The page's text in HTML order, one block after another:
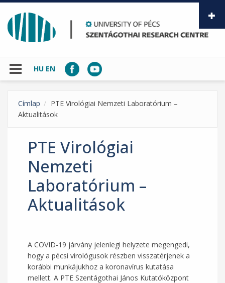
Skip to main content
HU EN
Címlap
PTE Virológiai Nemzeti Laboratórium –
Aktualitások
PTE Virológiai
Nemzeti
Laboratórium –
Aktualitások
A COVID-19 járvány jelenlegi helyzete megengedi,
hogy a pécsi virológusok részben visszatérjenek a
korábbi munkájukhoz a koronavírus kutatása
mellett. A PTE Szentágothai János Kutatóközpont